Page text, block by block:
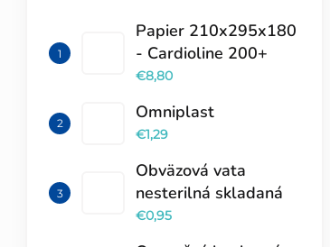
Papier 210x295x180
- Cardioline 200+
€8,80
Omniplast
€1,29
Obväzová vata
nesterilná skladaná
€0,95